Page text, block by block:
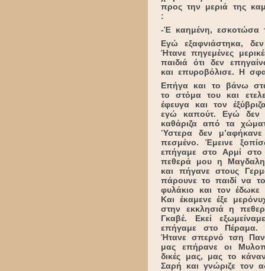
προς την μεριά της
:
-Έ καημένη, εσκοτώσα
Εγώ εξαφνιάστηκα,
Ήτανε πηγεμένες
παιδιά ότι δεν
και επυροβόλισε. Η
Επήγα και το βάνω
το στόμα του και
έφευγα και τον
εγώ καπούτ. Εγώ δεν
καθάριζα από τα
Ύστερα δεν
πεσμένο. Έμεινε
επήγαμε στο Αρμί
πεθερά μου η
και πήγανε στους
πάρουνε το παιδί να
φυλάκιο και τον
Και έκαμενε έξε
στην εκκλησιά η
Γκαβέ. Εκεί
επήγαμε στο Πέραμα.
Ήτανε σπερνό τση
μας επήρανε οι
δικές μας, μας το
Σαρή και γνώριζε τον